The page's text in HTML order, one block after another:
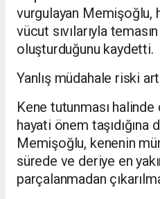
vurgulayan Memişoğlu,
vücut sıvılarıyla
oluşturduğunu kaydetti.
Yanlış müdahale riski
Kene tutunması
hayati önem taşıdığına
Memişoğlu, kenenin
sürede ve deriye en
parçalanmadan